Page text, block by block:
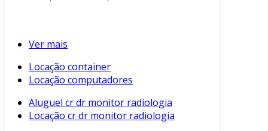
Ver mais
Locação container
Locação computadores
Aluguel cr dr monitor radiologia
Locação cr dr monitor radiologia